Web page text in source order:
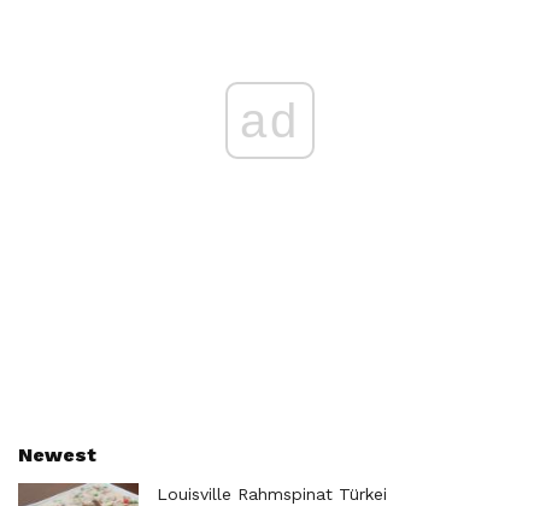
ad
Newest
Louisville Rahmspinat Türkei